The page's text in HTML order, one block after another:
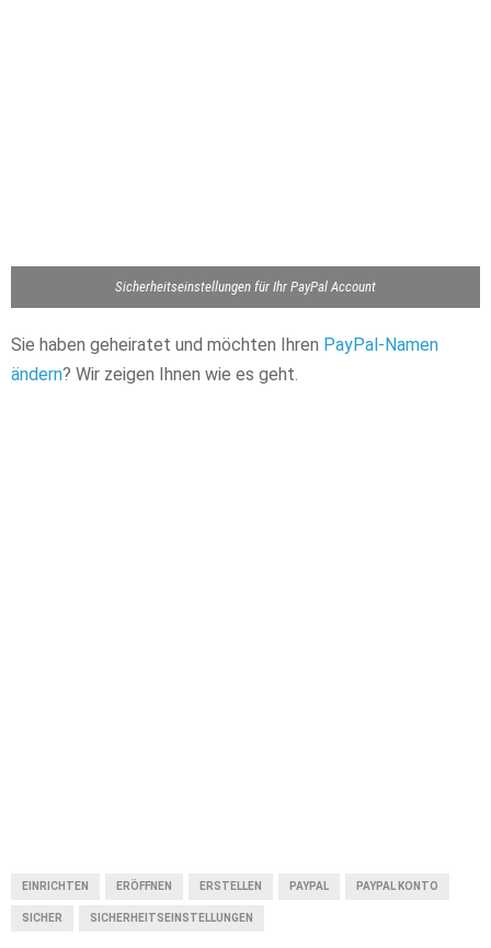
Sicherheitseinstellungen für Ihr PayPal Account
Sie haben geheiratet und möchten Ihren PayPal-Namen
ändern? Wir zeigen Ihnen wie es geht.
EINRICHTEN ERÖFFNEN ERSTELLEN PAYPAL PAYPAL KONTO
SICHER SICHERHEITSEINSTELLUNGEN